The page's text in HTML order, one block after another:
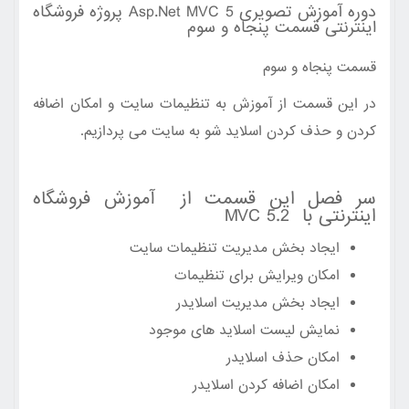
دوره آموزش تصویری Asp.Net MVC 5 پروژه فروشگاه
اینترنتی قسمت پنجاه و سوم
قسمت پنجاه و سوم
در این قسمت از آموزش به تنظیمات سایت و امکان اضافه
کردن و حذف کردن اسلاید شو به سایت می پردازیم.
سر فصل این قسمت از آموزش فروشگاه
اینترنتی با MVC 5.2
ایجاد بخش مدیریت تنظیمات سایت
امکان ویرایش برای تنظیمات
ایجاد بخش مدیریت اسلایدر
نمایش لیست اسلاید های موجود
امکان حذف اسلایدر
امکان اضافه کردن اسلایدر